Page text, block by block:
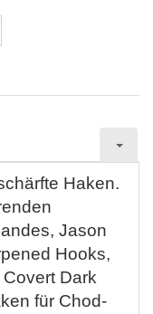
Haken.
Jason
Hooks,
Dark
für Chod-